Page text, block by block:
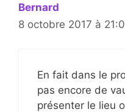
Bernard
8 octobre 2017 à
En fait dans le
pas encore de
présenter le lieu